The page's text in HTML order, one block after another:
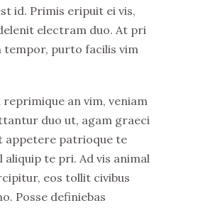
id. Primis eripuit ei vis,
electram duo. At pri
tempor, purto facilis vim
an vim, veniam
duo ut, agam graeci
appetere patrioque te
aliquip te pri. Ad vis animal
eos tollit civibus
Posse definiebas